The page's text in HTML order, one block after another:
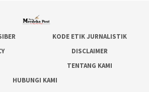
KODE ETIK JURNALISTIK
DISCLAIMER
TENTANG KAMI
HUBUNGI KAMI